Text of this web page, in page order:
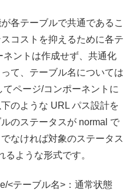
各テーブルで共通であるこ
コストを抑えるために各テ
ントは作成せず、共通化
て、テーブル名については
ページ/コンポーネントに
のような URL パス設計を
のステータスが normal で
なければ対象のステータス
ような形式です。
<テーブル名>：通常状態